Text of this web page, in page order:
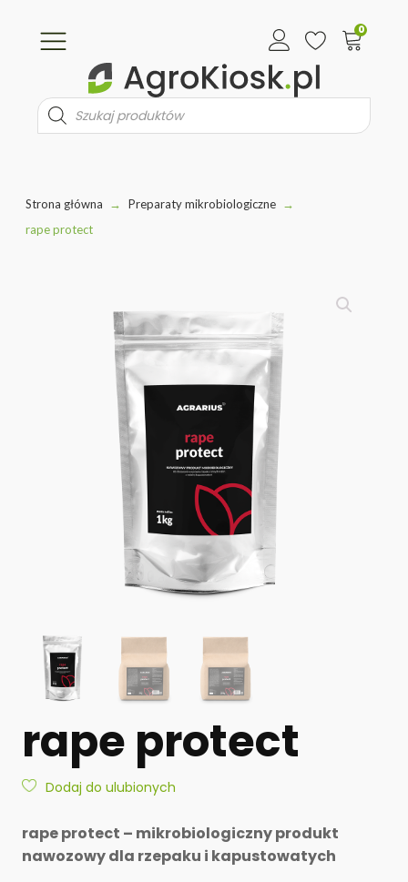
0
Wyszukiwarka
produktów
Strona główna → Preparaty mikrobiologiczne →
rape protect
rape protect
Dodaj do ulubionych
rape protect – mikrobiologiczny produkt
nawozowy dla rzepaku i kapustowatych